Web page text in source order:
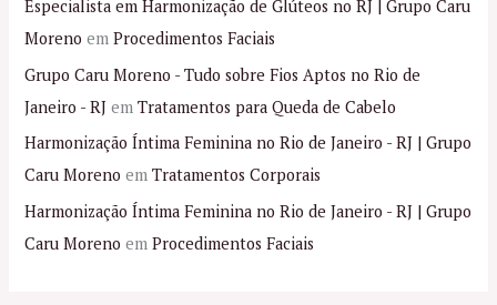
Especialista em Harmonização de Glúteos no RJ | Grupo Caru
Moreno emProcedimentos Faciais
Grupo Caru Moreno - Tudo sobre Fios Aptos no Rio de
Janeiro - RJ emTratamentos para Queda de Cabelo
Harmonização Íntima Feminina no Rio de Janeiro - RJ | Grupo
Caru Moreno emTratamentos Corporais
Harmonização Íntima Feminina no Rio de Janeiro - RJ | Grupo
Caru Moreno emProcedimentos Faciais